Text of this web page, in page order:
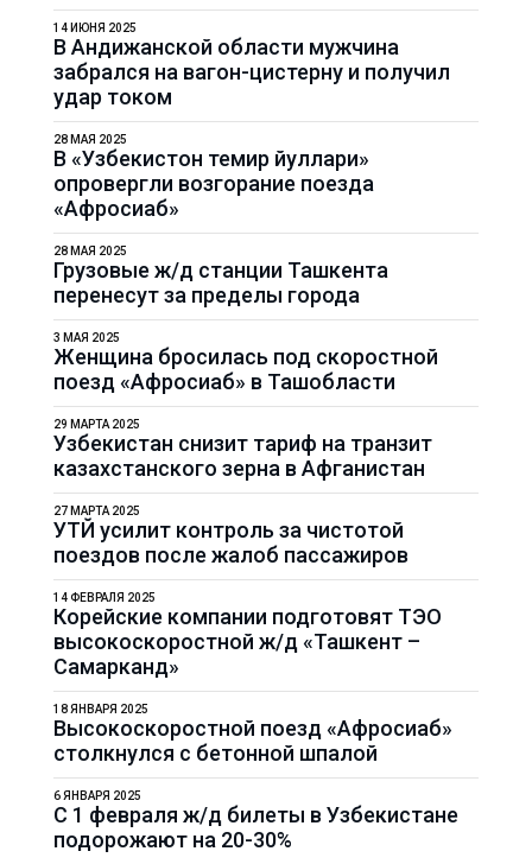
В Андижанской области мужчина
забрался на вагон-цистерну и получил
удар током
14 ИЮНЯ 2025
В «Узбекистон темир йуллари»
опровергли возгорание поезда
«Афросиаб»
28 МАЯ 2025
Грузовые ж/д станции Ташкента
перенесут за пределы города
28 МАЯ 2025
Женщина бросилась под скоростной
поезд «Афросиаб» в Ташобласти
3 МАЯ 2025
Узбекистан снизит тариф на транзит
казахстанского зерна в Афганистан
29 МАРТА 2025
УТЙ усилит контроль за чистотой
поездов после жалоб пассажиров
27 МАРТА 2025
Корейские компании подготовят ТЭО
высокоскоростной ж/д «Ташкент –
Самарканд»
14 ФЕВРАЛЯ 2025
Высокоскоростной поезд «Афросиаб»
столкнулся с бетонной шпалой
18 ЯНВАРЯ 2025
С 1 февраля ж/д билеты в Узбекистане
подорожают на 20-30%
6 ЯНВАРЯ 2025